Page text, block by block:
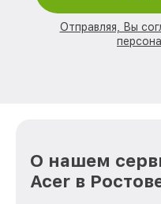
Отправляя, Вы
О нашем
Acer в